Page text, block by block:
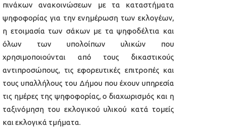
πινάκων ανακοινώσεων µε τα καταστήματα
ψηφοφορίας για την ενημέρωση των εκλογέων,
η ετοιμασία των σάκων µε τα ψηφοδέλτια και
όλων των υπολοίπων υλικών που
χρησιμοποιούνται από τους δικαστικούς
αντιπροσώπους, τις εφορευτικές επιτροπές και
τους υπαλλήλους του Δήμου που έχουν υπηρεσία
τις ημέρες της ψηφοφορίας, ο διαχωρισμός και η
ταξινόμηση του εκλογικού υλικού κατά τομείς
και εκλογικά τμήματα.